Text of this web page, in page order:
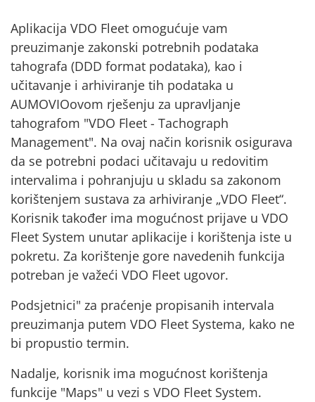
Aplikacija VDO Fleet omogućuje vam
preuzimanje zakonski potrebnih podataka
tahografa (DDD format podataka), kao i
učitavanje i arhiviranje tih podataka u
AUMOVIOovom rješenju za upravljanje
tahografom "VDO Fleet - Tachograph
Management". Na ovaj način korisnik osigurava
da se potrebni podaci učitavaju u redovitim
intervalima i pohranjuju u skladu sa zakonom
korištenjem sustava za arhiviranje „VDO Fleet“.
Korisnik također ima mogućnost prijave u VDO
Fleet System unutar aplikacije i korištenja iste u
pokretu. Za korištenje gore navedenih funkcija
potreban je važeći VDO Fleet ugovor.
Podsjetnici" za praćenje propisanih intervala
preuzimanja putem VDO Fleet Systema, kako ne
bi propustio termin.
Nadalje, korisnik ima mogućnost korištenja
funkcije "Maps" u vezi s VDO Fleet System.